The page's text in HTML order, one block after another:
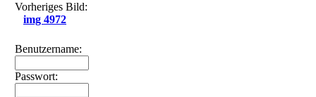
Vorheriges Bild:
img 4972
Benutzername:
Passwort: